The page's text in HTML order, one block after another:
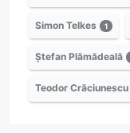
Simon Telkes 1
Ștefan Plămădeală
Teodor Crăciunescu